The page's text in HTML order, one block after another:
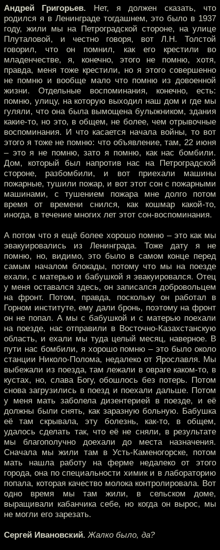
Андрей Григорьев. Нет, я должен сказать, что
родился я в Ленинграде тогдашнем, это было в 1937
году, жили мы на Петроградской стороне, на улице
Плуталовой, и честно говоря, вот Л.Н. Толстой
говорил, что он помнил, как его крестили во
младенчестве, я, конечно, этого не помню, хотя,
правда, меня тоже крестили, но я этого совершенно
не помню и вообще мало что помню из довоенной
жизни. Отдельные воспоминания, конечно, есть:
помню, улицу, на которую выходил наш дом и где мы
гуляли, что она была вымощена булыжником, здания
какие-то, но это, в общем, не более, чем отрывочные
воспоминания. И что касается начала войны, то вот
этого я тоже не помню: что объявление, там, 22 июня
– это я не помню, зато я помню, как нас бомбили.
Дом, который был напротив нас на Петроградской
стороне, разбомбили, и вот приехали машины
пожарные, тушили пожар, и вот этот сон с пожарными
машинами, с тушением пожара мне долго потом
время от времени снился, как кошмар какой-то,
иногда, в течение многих лет этот сон-воспоминания.
А потом что я ещё более хорошо помню – это как мы
эвакуировались из Ленинграда. Тоже дату я не
помню, но, видимо, это было в самом конце перед
самым началом блокады, потому что мы на поезде
ехали, с матерью и бабушкой я эвакуировался. Отец
у меня оставался здесь, он записался добровольцем
на фронт. Потом, правда, поскольку он работал в
Горном институте, ему дали бронь, поэтому на фронт
он не попал. А мы с бабушкой и с матерью поехали
на поезде, нас отправили в Восточно-Казахстанскую
область, и ехали мы туда целый месяц, наверное. В
пути нас бомбили, я хорошо помню – это было около
станции Николо-Полома, недалеко от Ярославля. Мы
выбежали из поезда, там лежали в овраге каком-то, в
кустах, но, слава Богу, обошлось без потерь. Потом
снова загрузились в поезд и поехали дальше. Потом
у меня мать заболела дизентерией в поезде, и её
должны были снять, как заразную больную. Бабушка
её там скрывала, эту болезнь, как-то, в общем,
удалось сделать так, что её не сняли, в результате
мы благополучно доехали до места назначения.
Сначала мы жили там в Усть-Каменогорске, потом
мать нашла работу на ферме недалеко от этого
города, она по специальности химик и в лабораторию
попала, которая качество молока контролировала. Вот
одно время мы там жили, в сельском доме,
выращивали кабанчика себе, но когда он вырос, мы
не могли его зарезать.
Сергей Ивановский. Жалко было, да?